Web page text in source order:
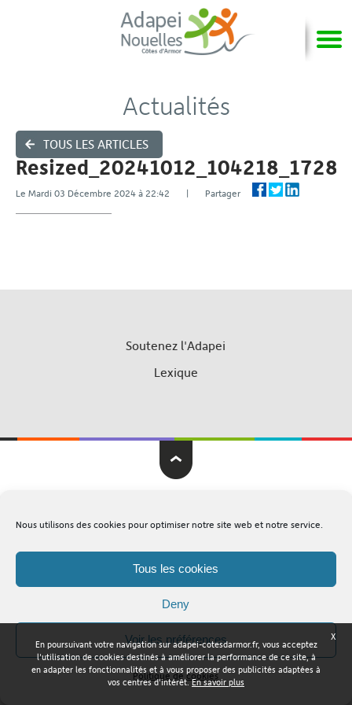
Nous utilisons des cookies pour optimiser notre site web et notre service.
Tous les cookies
Deny
Voir les préférences
Politique de cookies
TOUS LES ARTICLES
Actualités
Le Mardi 03 Décembre 2024 à 22:42 | Partager
Soutenez l'Adapei
Lexique
X
En poursuivant votre navigation sur adapei-cotesdarmor.fr, vous acceptez
l'utilisation de cookies destinés à améliorer la performance de ce site, à
en adapter les fonctionnalités et à vous proposer des publicités adaptées à
vos centres d'intérêt.En savoir plus